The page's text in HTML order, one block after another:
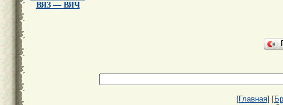
ВЯЗ — ВЯЧ
[Главная] [